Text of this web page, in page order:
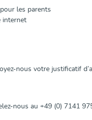
les parents
internet
nous votre justificatif
nous au +49 (0) 7141